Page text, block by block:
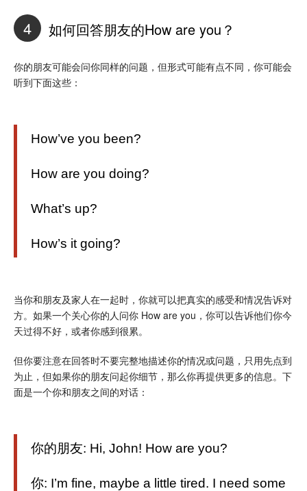
4 如何回答朋友的How are you？
你的朋友可能会问你同样的问题，但形式可能有点不同，你可能会
听到下面这些：
How’ve you been?
How are you doing?
What’s up?
How’s it going?
当你和朋友及家人在一起时，你就可以把真实的感受和情况告诉对
方。如果一个关心你的人问你 How are you，你可以告诉他们你今
天过得不好，或者你感到很累。
但你要注意在回答时不要完整地描述你的情况或问题，只用先点到
为止，但如果你的朋友问起你细节，那么你再提供更多的信息。下
面是一个你和朋友之间的对话：
你的朋友: Hi, John! How are you?
你: I’m fine, maybe a little tired. I need some